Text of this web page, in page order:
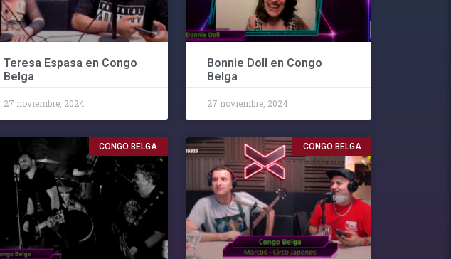
Teresa Espasa en Congo
Belga
27 noviembre, 2024
Bonnie Doll en Congo
Belga
27 noviembre, 2024
CONGO BELGA CONGO BELGA